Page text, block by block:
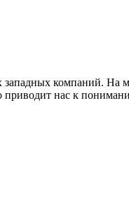
компаний.
нас к